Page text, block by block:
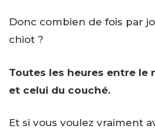
Donc combien de fois par
chiot ?
Toutes les heures entre le
et celui du couché.
Et si vous voulez vraiment